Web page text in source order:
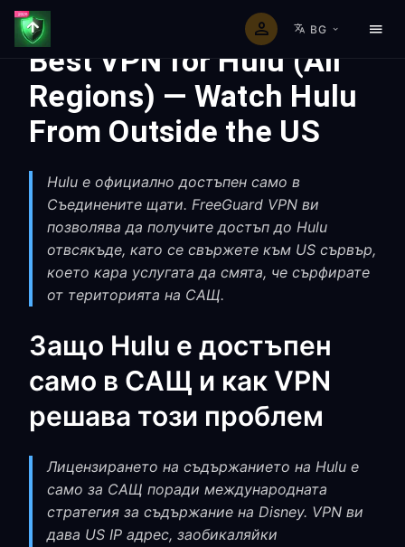
BG
Best VPN for Hulu (All
Regions) — Watch Hulu
From Outside the US
Hulu е официално достъпен само в
Съединените щати. FreeGuard VPN ви
позволява да получите достъп до Hulu
отвсякъде, като се свържете към US сървър,
което кара услугата да смята, че сърфирате
от територията на САЩ.
Защо Hulu е достъпен
само в САЩ и как VPN
решава този проблем
Лицензирането на съдържанието на Hulu е
само за САЩ поради международната
стратегия за съдържание на Disney. VPN ви
дава US IP адрес, заобикаляйки